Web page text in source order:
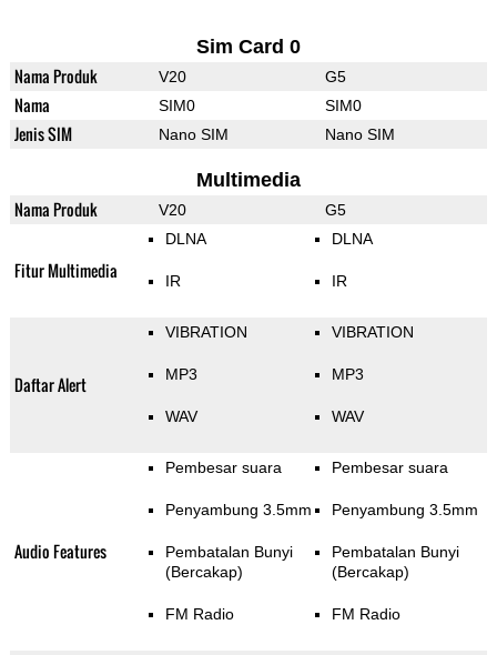
Sim Card 0
Nama Produk V20 G5
Nama SIM0 SIM0
Jenis SIM Nano SIM Nano SIM
Multimedia
Nama Produk V20 G5
Fitur Multimedia
DLNA
IR
DLNA
IR
Daftar Alert
VIBRATION
MP3
WAV
VIBRATION
MP3
WAV
Audio Features
Pembesar suara
Penyambung 3.5mm
Pembatalan Bunyi
(Bercakap)
FM Radio
Pembesar suara
Penyambung 3.5mm
Pembatalan Bunyi
(Bercakap)
FM Radio